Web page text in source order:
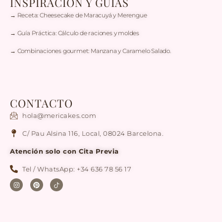
→ Receta: Cheesecake de Maracuyá y Merengue
→ Guía Práctica: Cálculo de raciones y moldes
→ Combinaciones gourmet: Manzana y Caramelo Salado.
CONTACTO
hola@mericakes.com
C/ Pau Alsina 116, Local, 08024 Barcelona.
Atención solo con Cita Previa
Tel / WhatsApp: +34 636 78 56 17